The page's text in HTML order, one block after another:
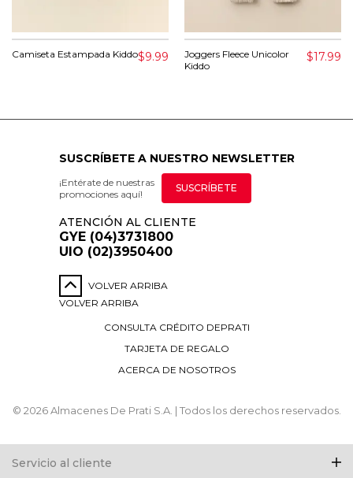
Camiseta Estampada Kiddo$9.99
Joggers Fleece Unicolor
Kiddo
$17.99
SUSCRÍBETE A NUESTRO NEWSLETTER
¡Entérate de nuestras
promociones aquí!
SUSCRÍBETE
ATENCIÓN AL CLIENTE
GYE (04)3731800
UIO (02)3950400
VOLVER ARRIBA
VOLVER ARRIBA
Servicio al cliente
CONSULTA CRÉDITO DEPRATI
TARJETA DE REGALO
ACERCA DE NOSOTROS
© 2026 Almacenes De Prati S.A. | Todos los derechos reservados.